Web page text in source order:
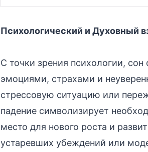
Психологический и Духовный
С точки зрения психологии,
эмоциями, страхами и
стрессовую ситуацию или
падение символизирует
место для нового роста и
устаревших убеждений или